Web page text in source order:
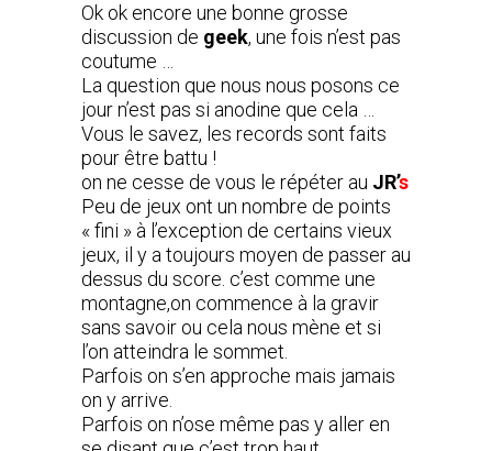
Ok ok encore une bonne grosse
discussion de geek, une fois n’est pas
coutume …
La question que nous nous posons ce
jour n’est pas si anodine que cela …
Vous le savez, les records sont faits
pour être battu !
on ne cesse de vous le répéter au JR’s
Peu de jeux ont un nombre de points
« fini » à l’exception de certains vieux
jeux, il y a toujours moyen de passer au
dessus du score. c’est comme une
montagne,on commence à la gravir
sans savoir ou cela nous mène et si
l’on atteindra le sommet.
Parfois on s’en approche mais jamais
on y arrive.
Parfois on n’ose même pas y aller en